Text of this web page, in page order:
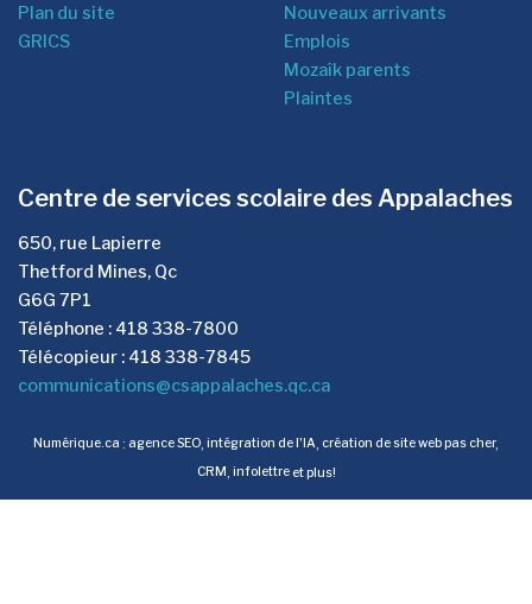
Plan du site
GRICS
Nouveaux arrivants
Emplois
Mozaîk parents
Plaintes
Centre de services scolaire des Appalaches
650, rue Lapierre
Thetford Mines, Qc
G6G 7P1
Téléphone : 418 338-7800
Télécopieur : 418 338-7845
communications@csappalaches.qc.ca
Numérique.ca : agence SEO intégration de l'IA création de site web pas cher,
CRM infolettreet plus!